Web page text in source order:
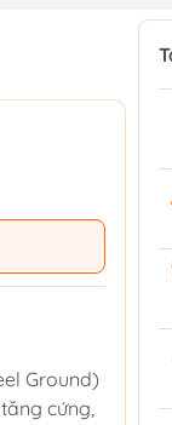
Ground)
cứng,